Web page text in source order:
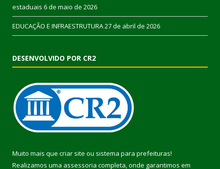
estaduais 6 de maio de 2026
EDUCAÇÃO E INFRAESTRUTURA27 de abril de 2026
DESENVOLVIDO POR CR2
Muito mais que criar site ou sistema para prefeituras!
Realizamos uma assessoria completa, onde garantimos em